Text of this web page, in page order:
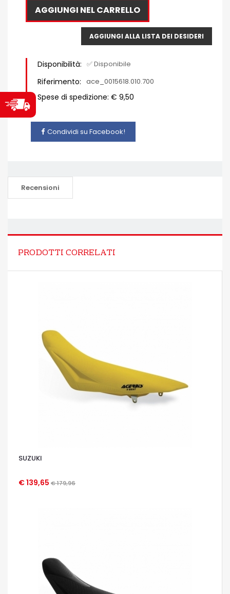
AGGIUNGI NEL CARRELLO
AGGIUNGI ALLA LISTA DEI DESIDERI
Disponibilità: ✅ Disponibile
Riferimento: ace_0015618.010.700
Spese di spedizione: € 9,50
Condividi su Facebook!
Recensioni
PRODOTTI CORRELATI
SUZUKI
€ 139,65 € 179,96
OCCHIATA VELOCE